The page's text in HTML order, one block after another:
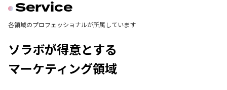
Service
各領域のプロフェッショナルが所属しています
ソラボが得意とする
マーケティング領域